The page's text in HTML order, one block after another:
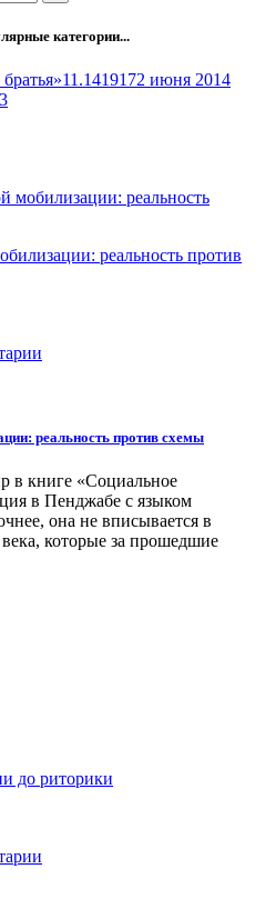
категории...
11.1419172 июня 2014
мобилизации: реальность
реальность против схемы
в книге «Социальное
в Пенджабе с языком
она не вписывается в
которые за прошедшие